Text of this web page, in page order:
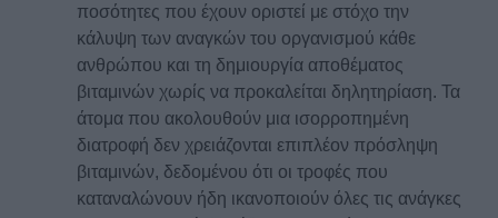
ποσότητες που έχουν οριστεί με στόχο την
κάλυψη των αναγκών του οργανισμού κάθε
ανθρώπου και τη δημιουργία αποθέματος
βιταμινών χωρίς να προκαλείται δηλητηρίαση. Τα
άτομα που ακολουθούν μια ισορροπημένη
διατροφή δεν χρειάζονται επιπλέον πρόσληψη
βιταμινών, δεδομένου ότι οι τροφές που
καταναλώνουν ήδη ικανοποιούν όλες τις ανάγκες